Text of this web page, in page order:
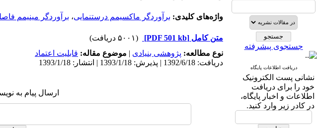
جستجوی پیشرفته
دریافت اطلاعات پایگاه
نشانی پست الکترونیک
خود را برای دریافت
اطلاعات و اخبار پایگاه،
در کادر زیر وارد کنید.
واژه‌های کلیدی: برآوردگر ماکسیمم درستنمایی، برآوردگر مینیمم
متن کامل [PDF 501 kb]
(۵۰۰۱ دریافت)
نوع مطالعه: پژوهشی بنیادی | موضوع مقاله: قابلیت اعتماد
دریافت: 1392/6/18 | پذیرش: 1393/1/18 | انتشار: 1393/1/18
ارسال پیام به